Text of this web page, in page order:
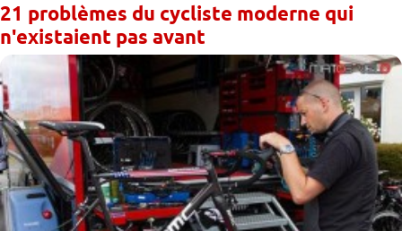
21 problèmes du cycliste moderne qui
n'existaient pas avant